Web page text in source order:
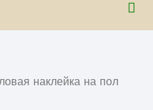
наклейка на пол